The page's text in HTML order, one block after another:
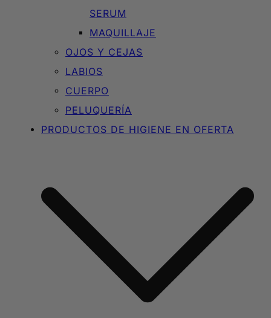
SERUM
MAQUILLAJE
OJOS Y CEJAS
LABIOS
CUERPO
PELUQUERÍA
PRODUCTOS DE HIGIENE EN OFERTA